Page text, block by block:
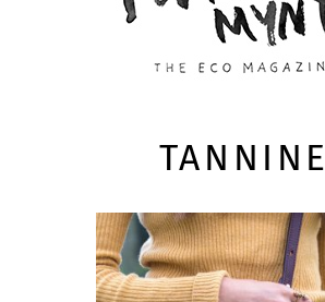
TANNINE